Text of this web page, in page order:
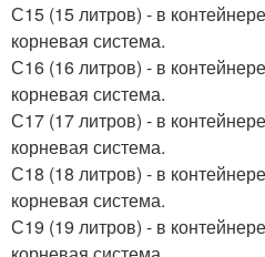
С15 (15 литров) - в
корневая система.
С16 (16 литров) - в
корневая система.
С17 (17 литров) - в
корневая система.
С18 (18 литров) - в
корневая система.
С19 (19 литров) - в